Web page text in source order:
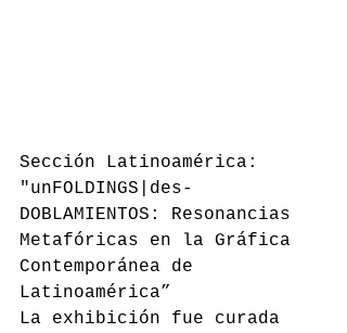
Sección Latinoamérica:
"unFOLDINGS|des-
DOBLAMIENTOS: Resonancias
Metafóricas en la Gráfica
Contemporánea de
Latinoamérica”
La exhibición fue curada